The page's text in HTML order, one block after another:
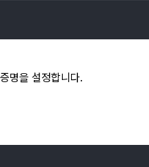
명을 설정합니다.